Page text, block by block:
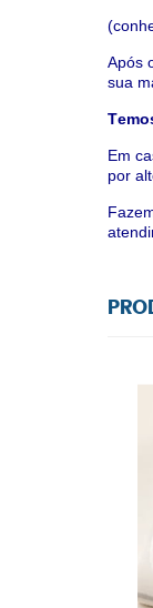
Após
sua
T
Em
por